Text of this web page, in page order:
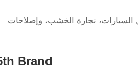
نجارة الخشب، وإصلاحات
Brand